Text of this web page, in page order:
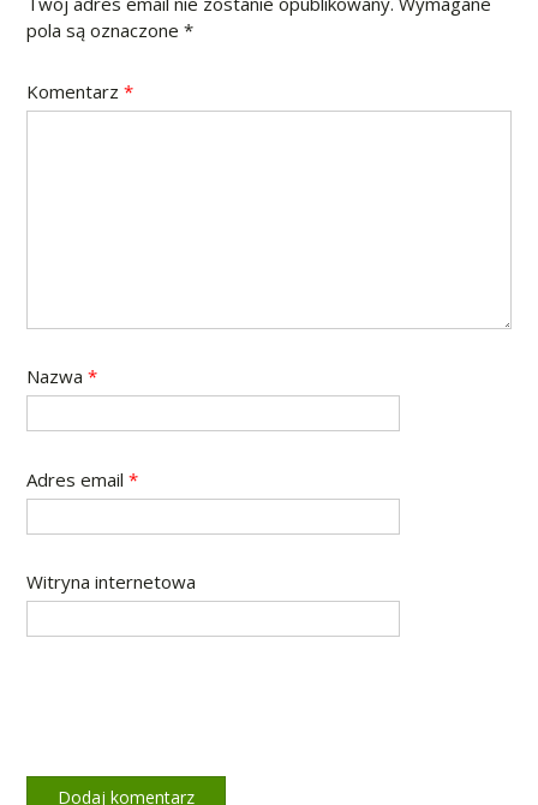
pola są oznaczone *
Komentarz *
Nazwa *
Adres email *
Witryna internetowa